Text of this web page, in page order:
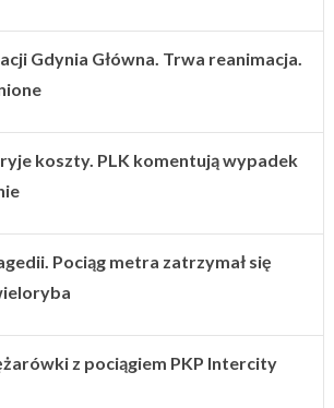
Gdynia Główna. Trwa reanimacja.
koszty. PLK komentują wypadek
Pociąg metra zatrzymał się
z pociągiem PKP Intercity